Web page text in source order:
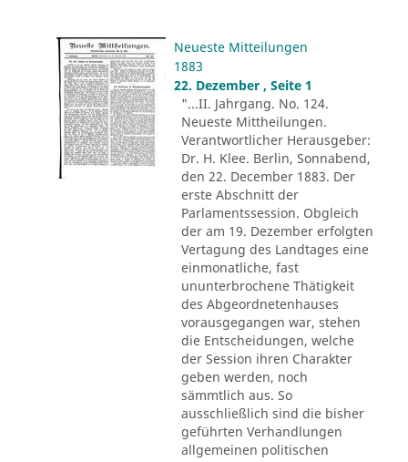
Neueste Mitteilungen
1883
22. Dezember , Seite 1
"...II. Jahrgang. No. 124.
Neueste Mittheilungen.
Verantwortlicher Herausgeber:
Dr. H. Klee. Berlin, Sonnabend,
den 22. December 1883. Der
erste Abschnitt der
Parlamentssession. Obgleich
der am 19. Dezember erfolgten
Vertagung des Landtages eine
einmonatliche, fast
ununterbrochene Thätigkeit
des Abgeordnetenhauses
vorausgegangen war, stehen
die Entscheidungen, welche
der Session ihren Charakter
geben werden, noch
sämmtlich aus. So
ausschließlich sind die bisher
geführten Verhandlungen
allgemeinen politischen